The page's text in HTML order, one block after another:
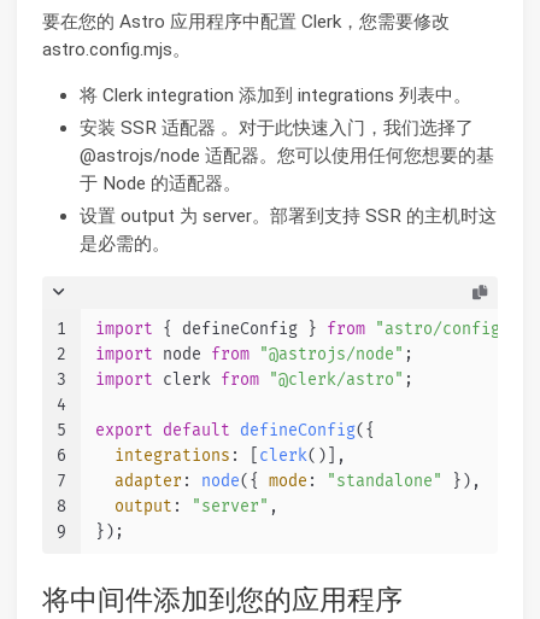
要在您的 Astro 应用程序中配置 Clerk，您需要修改
astro.config.mjs。
将 Clerk integration 添加到 integrations 列表中。
安装 SSR 适配器 。对于此快速入门，我们选择了
@astrojs/node 适配器。您可以使用任何您想要的基
于 Node 的适配器。
设置 output 为 server。部署到支持 SSR 的主机时这
是必需的。
1
2
3
4
5
6
7
8
9
import { defineConfig } from "astro/config"
import node from "@astrojs/node" ;
import clerk from "@clerk/astro" ;
export default defineConfig({
integrations : [ clerk()],
adapter : node({ mode : "standalone" }),
output : "server" ,
});
将中间件添加到您的应用程序